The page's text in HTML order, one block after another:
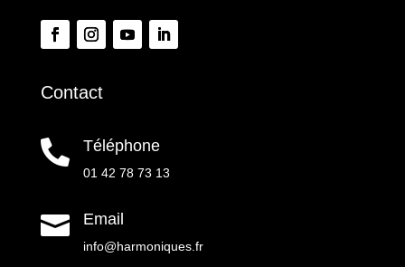
Contact
 Téléphone
01 42 78 73 13
 Email
info@harmoniques.fr